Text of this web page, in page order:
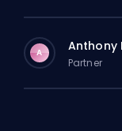
A Anthony
Partner